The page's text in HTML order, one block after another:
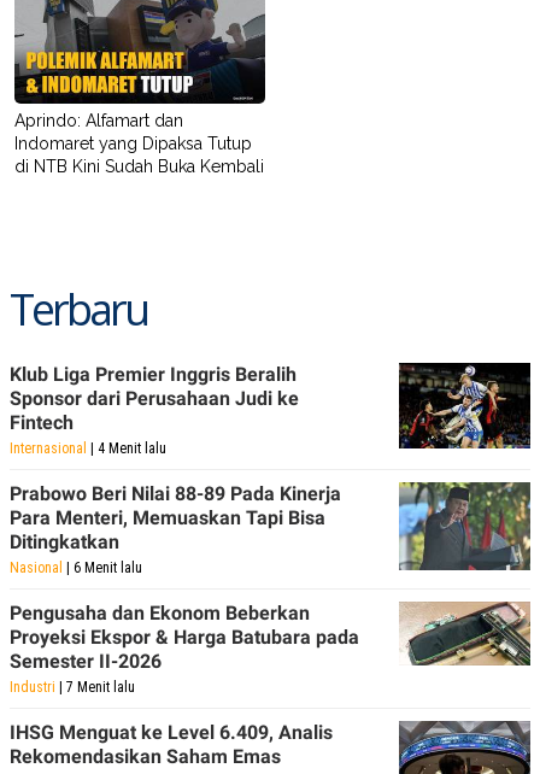
Aprindo: Alfamart dan
Indomaret yang Dipaksa Tutup
di NTB Kini Sudah Buka Kembali
Terbaru
Klub Liga Premier Inggris Beralih
Sponsor dari Perusahaan Judi ke
Fintech
Internasional | 4 Menit lalu
Prabowo Beri Nilai 88-89 Pada Kinerja
Para Menteri, Memuaskan Tapi Bisa
Ditingkatkan
Nasional | 6 Menit lalu
Pengusaha dan Ekonom Beberkan
Proyeksi Ekspor & Harga Batubara pada
Semester II-2026
Industri | 7 Menit lalu
IHSG Menguat ke Level 6.409, Analis
Rekomendasikan Saham Emas